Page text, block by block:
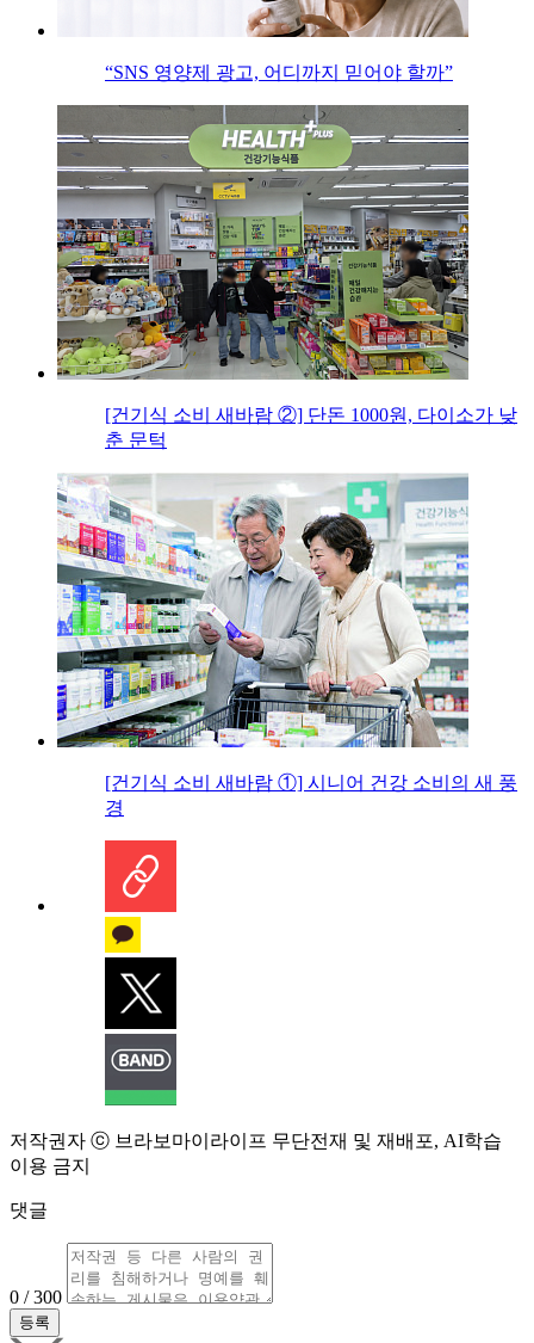
“SNS 영양제 광고, 어디까지 믿어야 할까”
[건기식 소비 새바람 ②] 단돈 1000원, 다이소가 낮
춘 문턱
[건기식 소비 새바람 ①] 시니어 건강 소비의 새 풍
경
저작권자 ⓒ 브라보마이라이프 무단전재 및 재배포, AI학습
이용 금지
댓글
0 / 300